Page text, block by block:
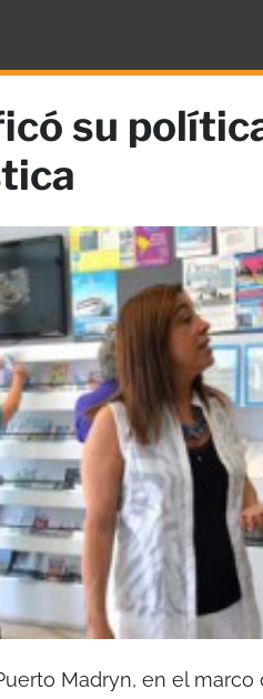
su
Madryn, en el